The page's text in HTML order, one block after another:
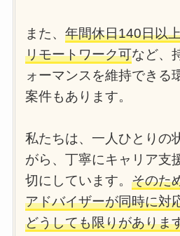
また、年間休日140日以
リモートワーク可など、
ォーマンスを維持できる
案件もあります。
私たちは、一人ひとりの
がら、丁寧にキャリア支
切にしています。そのた
アドバイザーが同時に対
どうしても限りがありま